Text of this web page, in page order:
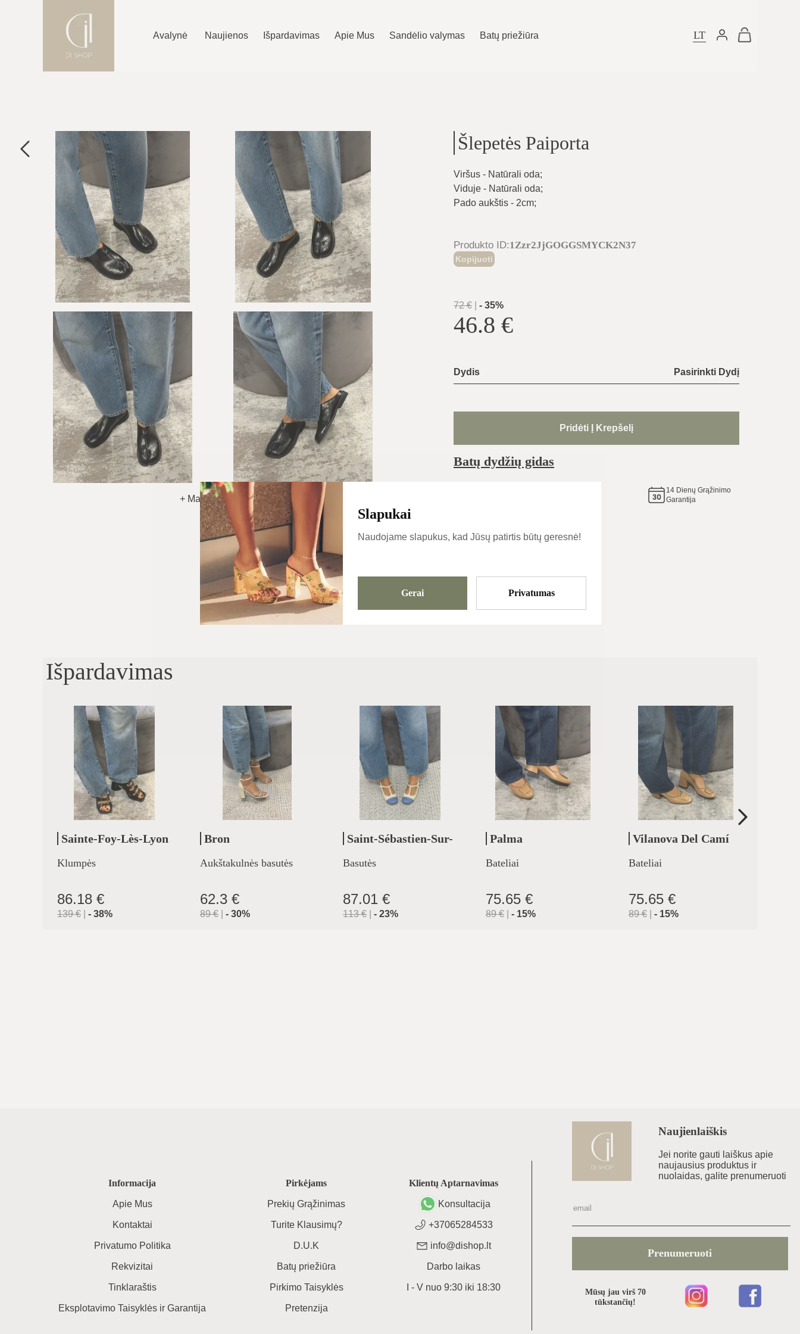
Slapukai
Naudojame slapukus, kad Jūsų patirtis būtų geresnė!
Gerai Privatumas
Avalynė Naujienos Išpardavimas Apie Mus Sandėlio valymas Batų priežiūra LT
+ Matyti Daugiau
Šlepetės Paiporta
Viršus - Natūrali oda;
Viduje - Natūrali oda;
Pado aukštis - 2cm;
Produkto ID:1Zzr2JjGOGGSMYCK2N37
Kopijuoti
72€ - 35%
46.8 €
Dydis Pasirinkti Dydį
Pridėti Į Krepšelį
Batų dydžių gidas
14 Dienų Grąžinimo
Garantija
Išpardavimas
Sainte-Foy-Lès-Lyon
Klumpės
86.18 €
139€ - 38%
Bron
Aukštakulnės basutės
62.3 €
89€ - 30%
Saint-Sébastien-Sur-
Basutės
87.01 €
113€ - 23%
Palma
Bateliai
75.65 €
89€ - 15%
Vilanova Del Camí
Bateliai
75.65 €
89€ - 15%
Informacija
Apie Mus
Kontaktai
Privatumo Politika
Rekvizitai
Tinklaraštis
Eksplotavimo Taisyklės ir Garantija
Pirkėjams
Prekių Grąžinimas
Turite Klausimų?
D.U.K
Batų priežiūra
Pirkimo Taisyklės
Pretenzija
Klientų Aptarnavimas
Konsultacija
+37065284533
info@dishop.lt
Darbo laikas
I - V nuo 9:30 iki 18:30
Naujienlaiškis
Jei norite gauti laiškus apie
naujausius produktus ir
nuolaidas, galite prenumeruoti
Prenumeruoti
Mūsų jau virš 70
tūkstančių!